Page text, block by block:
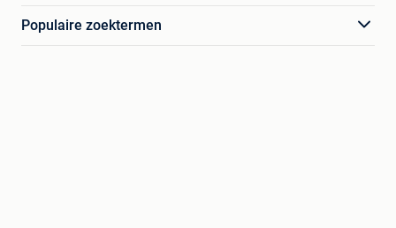
Populaire zoektermen